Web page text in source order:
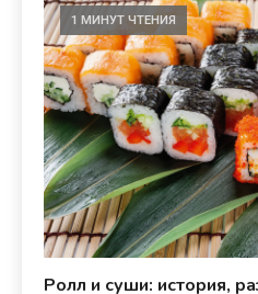
1 МИНУТ ЧТЕНИЯ
Ролл и суши: история,